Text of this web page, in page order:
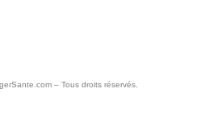
– Tous droits réservés.